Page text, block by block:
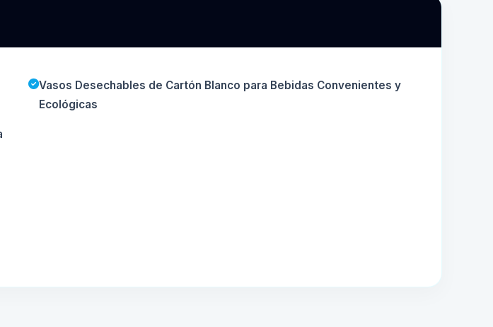
Vasos Desechables de Cartón Blanco para Bebidas Convenientes y
Ecológicas